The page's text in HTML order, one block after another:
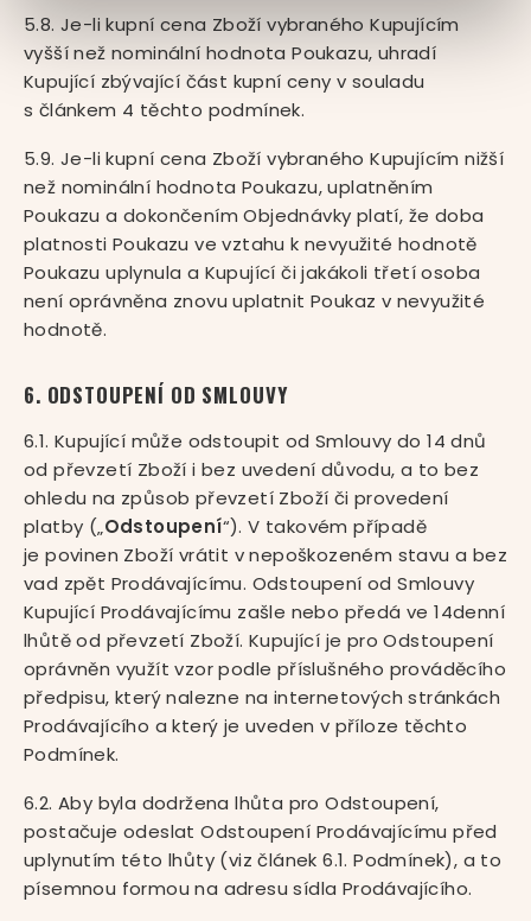
5.8. Je-li kupní cena Zboží vybraného Kupujícím
vyšší než nominální hodnota Poukazu, uhradí
Kupující zbývající část kupní ceny v souladu
s článkem 4 těchto podmínek.
5.9. Je-li kupní cena Zboží vybraného Kupujícím nižší
než nominální hodnota Poukazu, uplatněním
Poukazu a dokončením Objednávky platí, že doba
platnosti Poukazu ve vztahu k nevyužité hodnotě
Poukazu uplynula a Kupující či jakákoli třetí osoba
není oprávněna znovu uplatnit Poukaz v nevyužité
hodnotě.
6. ODSTOUPENÍ OD SMLOUVY
6.1. Kupující může odstoupit od Smlouvy do 14 dnů
od převzetí Zboží i bez uvedení důvodu, a to bez
ohledu na způsob převzetí Zboží či provedení
platby („Odstoupení“). V takovém případě
je povinen Zboží vrátit v nepoškozeném stavu a bez
vad zpět Prodávajícímu. Odstoupení od Smlouvy
Kupující Prodávajícímu zašle nebo předá ve 14denní
lhůtě od převzetí Zboží. Kupující je pro Odstoupení
oprávněn využít vzor podle příslušného prováděcího
předpisu, který nalezne na internetových stránkách
Prodávajícího a který je uveden v příloze těchto
Podmínek.
6.2. Aby byla dodržena lhůta pro Odstoupení,
postačuje odeslat Odstoupení Prodávajícímu před
uplynutím této lhůty (viz článek 6.1. Podmínek), a to
písemnou formou na adresu sídla Prodávajícího.